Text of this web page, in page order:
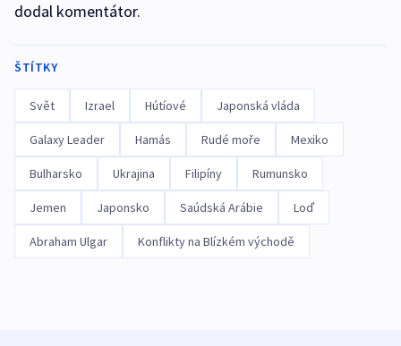
dodal komentátor.
ŠTÍTKY
Svět Izrael Hútíové Japonská vláda
Galaxy Leader Hamás Rudé moře Mexiko
Bulharsko Ukrajina Filipíny Rumunsko
Jemen Japonsko Saúdská Arábie Loď
Abraham Ulgar Konflikty na Blízkém východě